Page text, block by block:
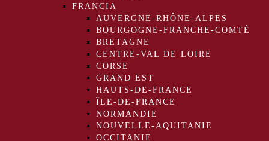
FRANCIA
AUVERGNE-RHÔNE-ALPES
BOURGOGNE-FRANCHE-COMTÉ
BRETAGNE
CENTRE-VAL DE LOIRE
CORSE
GRAND EST
HAUTS-DE-FRANCE
ÎLE-DE-FRANCE
NORMANDIE
NOUVELLE-AQUITANIE
OCCITANIE